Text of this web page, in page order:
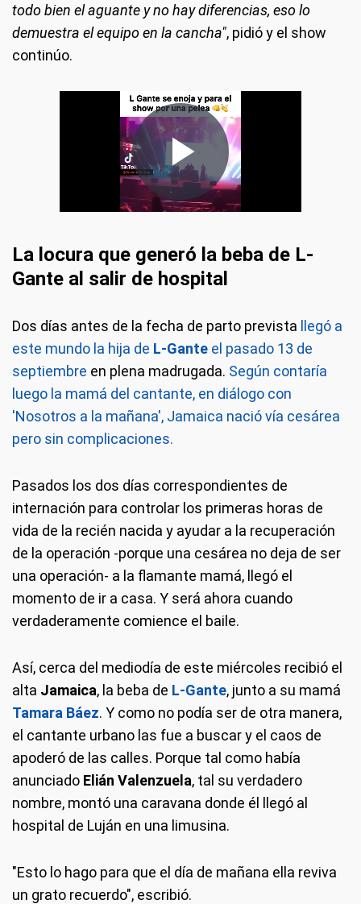
todo bien el aguante y no hay diferencias, eso lo
demuestra el equipo en la cancha", pidió y el show
continúo.
La locura que generó la beba de L-
Gante al salir de hospital
Dos días antes de la fecha de parto prevista llegó a
este mundo la hija de L-Gante el pasado 13 de
septiembre en plena madrugada. Según contaría
luego la mamá del cantante, en diálogo con
'Nosotros a la mañana', Jamaica nació vía cesárea
pero sin complicaciones.
Pasados los dos días correspondientes de
internación para controlar los primeras horas de
vida de la recién nacida y ayudar a la recuperación
de la operación -porque una cesárea no deja de ser
una operación- a la flamante mamá, llegó el
momento de ir a casa. Y será ahora cuando
verdaderamente comience el baile.
Así, cerca del mediodía de este miércoles recibió el
alta Jamaica, la beba de L-Gante, junto a su mamá
Tamara Báez. Y como no podía ser de otra manera,
el cantante urbano las fue a buscar y el caos de
apoderó de las calles. Porque tal como había
anunciado Elián Valenzuela, tal su verdadero
nombre, montó una caravana donde él llegó al
hospital de Luján en una limusina.
"Esto lo hago para que el día de mañana ella reviva
un grato recuerdo", escribió.